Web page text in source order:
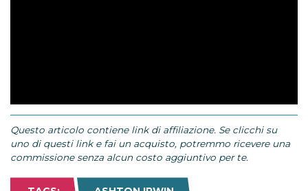
Questo articolo contiene link di affiliazione. Se clicchi su
uno di questi link e fai un acquisto, potremmo ricevere una
commissione senza alcun costo aggiuntivo per te.